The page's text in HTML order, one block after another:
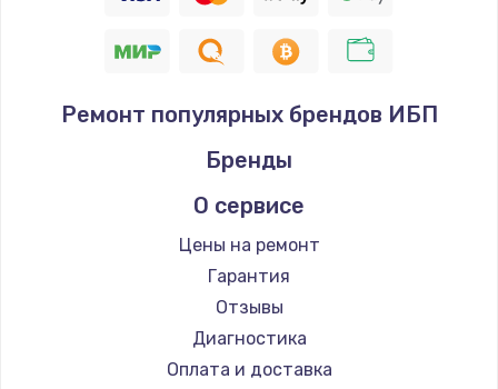
Ремонт популярных брендов ИБП
Бренды
О сервисе
Цены на ремонт
Гарантия
Отзывы
Диагностика
Оплата и доставка